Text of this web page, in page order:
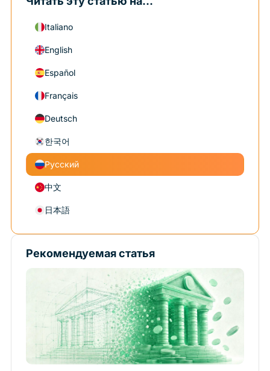
Italiano
English
Español
Français
Deutsch
한국어
Русский
中文
日本語
Рекомендуемая статья